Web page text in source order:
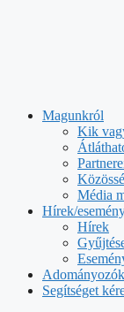
Magunkról
Kik
Média
Hírek/
Hírek
Segítséget